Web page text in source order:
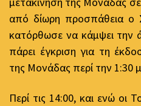
από δίωρη προσπάθεια ο
κατόρθωσε να κάμψει την
πάρει έγκριση για τη
της Μονάδας περί την 1:30
Περί τις 14:00, και ενώ οι